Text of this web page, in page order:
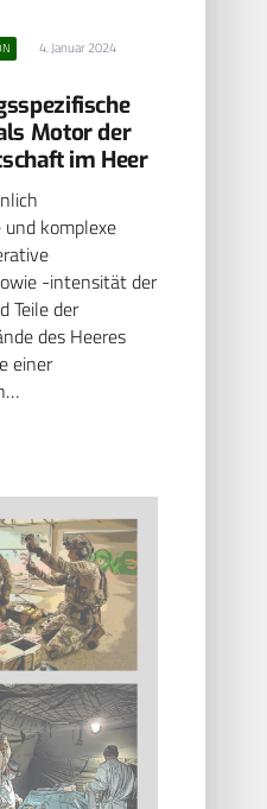
4. Januar 2024
Motor der
im Heer
komplexe
-intensität der
Teile der
des Heeres
einer